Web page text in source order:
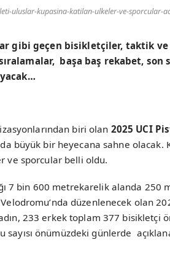
uluslar-kupasina-katilan-ulkeler-ve-sporcular-
gibi geçen bisikletçiler, taktik
başa baş rekabet,
biri olan 2025 UCI
büyük bir heyecana sahne olacak.
ve sporcular belli oldu.
7 bin 600 metrekarelik alanda 250
düzenlenecek olan
233 erkek toplam 377 bisikletçi
sayısı önümüzdeki günlerde